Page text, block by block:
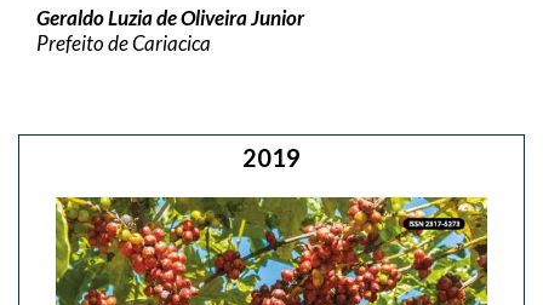
Geraldo Luzia de Oliveira Junior
Prefeito de Cariacica
2019